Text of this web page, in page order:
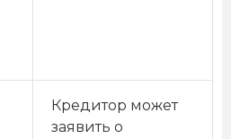
Кредитор может
заявить о